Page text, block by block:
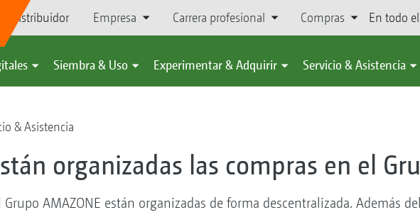
distribuidor Empresa Carrera profesional Compras En todo
Siembra & Uso Experimentar & Adquirir Servicio & Asistencia
& Asistencia
organizadas las compras en el
Grupo AMAZONE están organizadas de forma descentralizada. Además